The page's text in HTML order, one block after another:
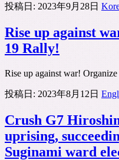
投稿日: 2023年9月28日
Rise up against
19 Rally!
Rise up against war!
投稿日: 2023年8月12日
Crush G7
uprising,
Suginami ward